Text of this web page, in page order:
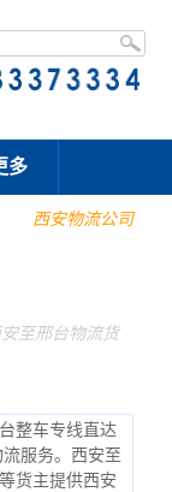
多
西安物流公司
至邢台物流货
整车专线直达
服务。西安至
货主提供西安